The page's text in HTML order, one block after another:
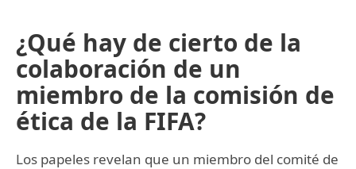
¿Qué hay de cierto de la
colaboración de un
miembro de la comisión de
ética de la FIFA?
Los papeles revelan que un miembro del comité de